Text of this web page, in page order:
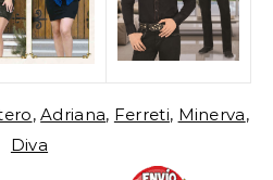
,Adriana, Ferreti, Minerva,
Diva